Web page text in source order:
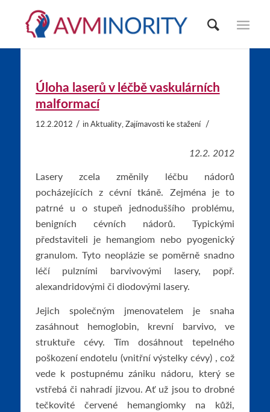
Úloha laserů v léčbě vaskulárních
malformací
12.2.2012 / inAktuality,Zajímavosti ke stažení /
12.2. 2012
Lasery zcela změnily léčbu nádorů
pocházejících z cévní tkáně. Zejména je to
patrné u o stupeň jednoduššího problému,
benigních cévních nádorů. Typickými
představiteli je hemangiom nebo pyogenický
granulom. Tyto neoplázie se poměrně snadno
léčí pulzními barvivovými lasery, popř.
alexandridovými či diodovými lasery.
Jejich společným jmenovatelem je snaha
zasáhnout hemoglobin, krevní barvivo, ve
struktuře cévy. Tím dosáhnout tepelného
poškození endotelu (vnitřní výstelky cévy) , což
vede k postupnému zániku nádoru, který se
vstřebá či nahradí jizvou. Ať už jsou to drobné
tečkovité červené hemangiomky na kůži,